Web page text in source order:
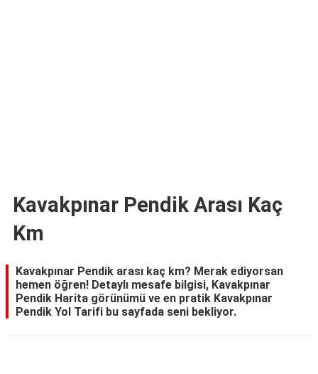
Kavakpınar Pendik Arası Kaç
Km
Kavakpınar Pendik arası kaç km? Merak ediyorsan
hemen öğren! Detaylı mesafe bilgisi, Kavakpınar
Pendik Harita görünümü ve en pratik Kavakpınar
Pendik Yol Tarifi bu sayfada seni bekliyor.